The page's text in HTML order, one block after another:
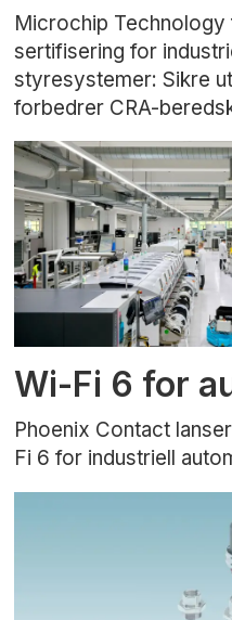
Microchip
sertifisering for
styresystemer: Sikre
forbedrer CRA-
Wi-Fi 6 for
Phoenix Contact
Fi 6 for industriell